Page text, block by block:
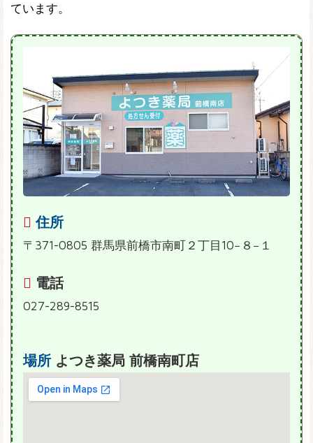
ています。
住所
〒371-0805 群馬県前橋市南町２丁目10−８−１
電話
027-289-8515
場所 よつき薬局 前橋南町店